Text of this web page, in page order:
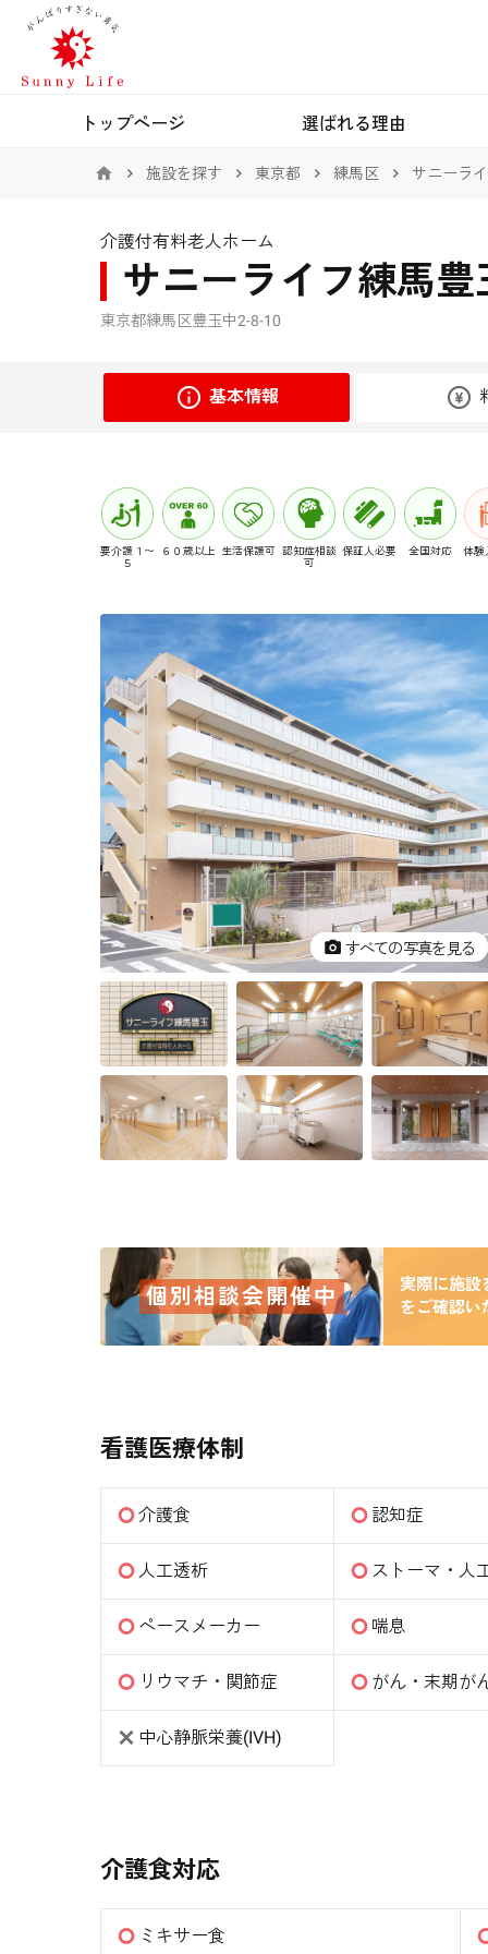
トップページ 選ばれる理由
施設を探す 東京都 練馬区 サニーラ
介護付有料老人ホーム
サニーライフ練馬豊
東京都練馬区豊玉中2-8-10
基本情報
要介護１〜
５
６０歳以上 生活保護可
認知症相談
可
保証人必要 全国対応 体験
すべての写真を見る
すべての写真を見る
個別相談会開催中
実際に施設
をご確認い
看護医療体制
介護食 認知症
人工透析 ストーマ・人
ペースメーカー 喘息
リウマチ・関節症 がん・末期が
中心静脈栄養(IVH)
介護食対応
ミキサー食